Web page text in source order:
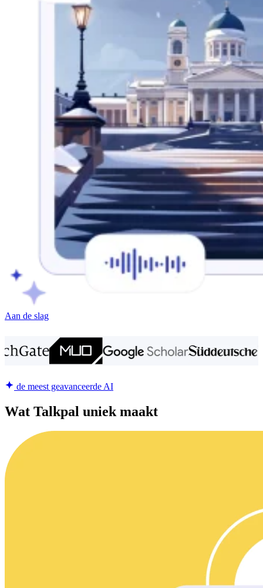
Aan de slag
de meest geavanceerde AI
Wat Talkpal uniek maakt